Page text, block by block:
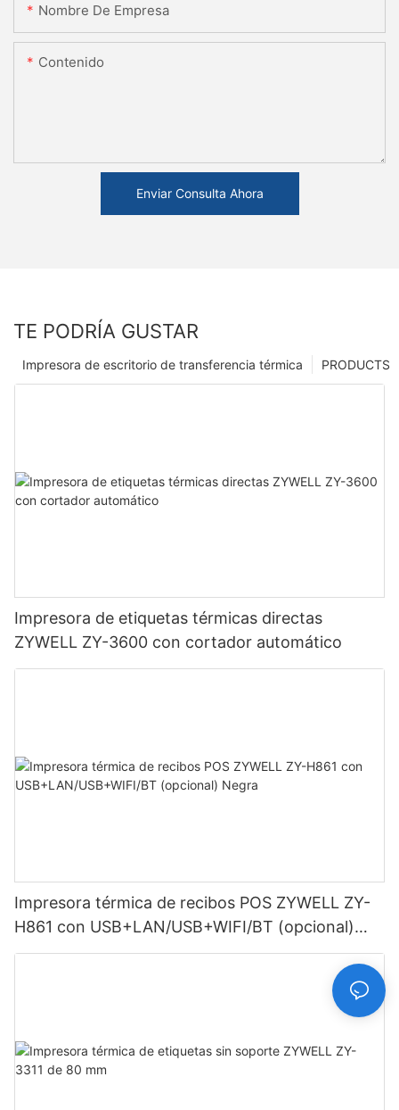
Nombre De Empresa
Contenido
Enviar Consulta Ahora
TE PODRÍA GUSTAR
PRODUCTS
Impresora de escritorio de transferencia térmica
Impresora de etiquetas térmicas directas
ZYWELL ZY-3600 con cortador automático
Impresora térmica de recibos POS ZYWELL ZY-
H861 con USB+LAN/USB+WIFI/BT (opcional)
Negra